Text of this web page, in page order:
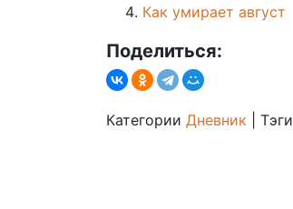
Как умирает август
Поделиться:
Категории Дневник Тэги